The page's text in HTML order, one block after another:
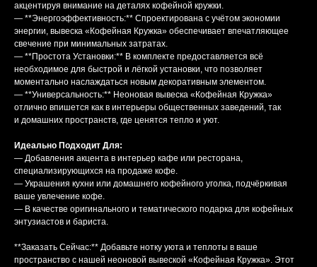
акцентируя внимание на деталях кофейной кружки.
— **Энергоэффективность:** Спроектирована с учётом экономии
энергии, вывеска «Кофейная Кружка» обеспечивает впечатляющее
свечение при минимальных затратах.
— **Простота Установки:** В комплекте предоставляется всё
необходимое для быстрой и лёгкой установки, что позволяет
моментально наслаждаться новым декоративным элементом.
— **Универсальность:** Неоновая вывеска «Кофейная Кружка»
отлично впишется как в интерьеры общественных заведений, так
и домашних пространств, где ценятся тепло и уют.
Идеально Подходит Для:
— Добавления акцента в интерьер кафе или ресторана,
специализирующихся на продаже кофе.
— Украшения кухни или домашнего кофейного уголка, подчёркивая
ваше увлечение кофе.
— В качестве оригинального и тематического подарка для кофейных
энтузиастов и бариста.
**Заказать Сейчас:** Добавьте нотку уюта и теплоты в ваше
пространство с нашей неоновой вывеской «Кофейная Кружка». Этот